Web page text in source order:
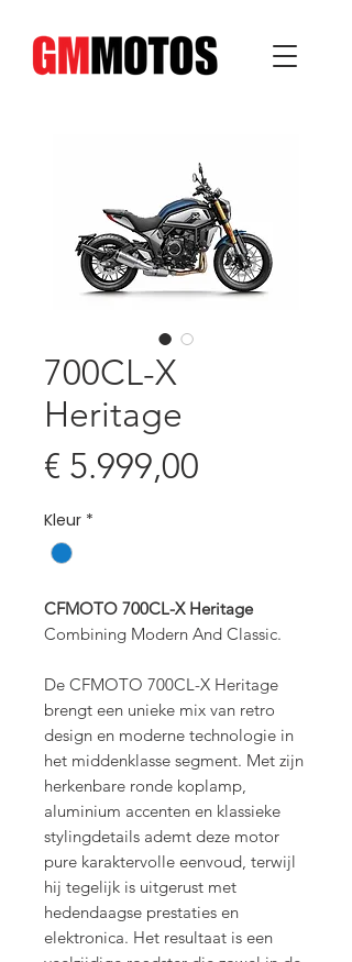
700CL-X
Heritage
€ 5.999,00
Kleur *
CFMOTO 700CL-X Heritage
Combining Modern And Classic.
De CFMOTO 700CL-X Heritage
brengt een unieke mix van retro
design en moderne technologie in
het middenklasse segment. Met zijn
herkenbare ronde koplamp,
aluminium accenten en klassieke
stylingdetails ademt deze motor
pure karaktervolle eenvoud, terwijl
hij tegelijk is uitgerust met
hedendaagse prestaties en
elektronica. Het resultaat is een